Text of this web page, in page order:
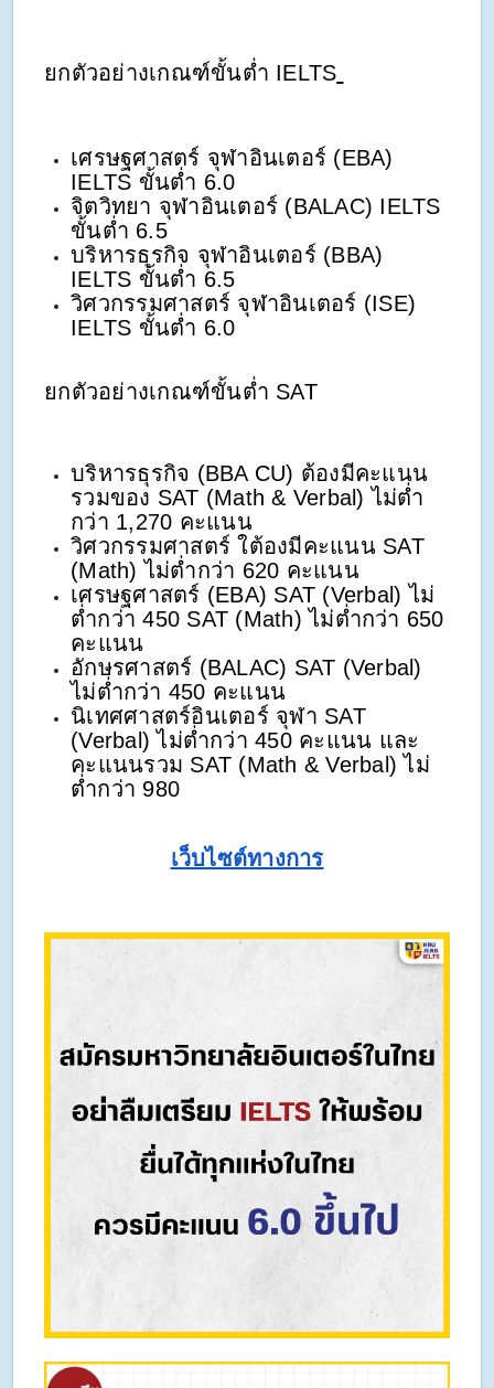
ยกตัวอย่างเกณฑ์ขั้นต่ำ IELTS
เศรษฐศาสตร์ จุฬาอินเตอร์ (EBA)
IELTS ขั้นต่ำ 6.0
จิตวิทยา จุฬาอินเตอร์ (BALAC) IELTS
ขั้นต่ำ 6.5
บริหารธุรกิจ จุฬาอินเตอร์ (BBA)
IELTS ขั้นต่ำ 6.5
วิศวกรรมศาสตร์ จุฬาอินเตอร์ (ISE)
IELTS ขั้นต่ำ 6.0
ยกตัวอย่างเกณฑ์ขั้นต่ำ SAT
บริหารธุรกิจ (BBA CU) ต้องมีคะแนน
รวมของ SAT (Math & Verbal) ไม่ต่ำ
กว่า 1,270 คะแนน
วิศวกรรมศาสตร์ ใต้องมีคะแนน SAT
(Math) ไม่ต่ำกว่า 620 คะแนน
เศรษฐศาสตร์ (EBA) SAT (Verbal) ไม่
ต่ำกว่า 450 SAT (Math) ไม่ต่ำกว่า 650
คะแนน
อักษรศาสตร์ (BALAC) SAT (Verbal)
ไม่ต่ำกว่า 450 คะแนน
นิเทศศาสตร์อินเตอร์ จุฬา SAT
(Verbal) ไม่ต่ำกว่า 450 คะแนน และ
คะแนนรวม SAT (Math & Verbal) ไม่
ต่ำกว่า 980
เว็บไซต์ทางการ